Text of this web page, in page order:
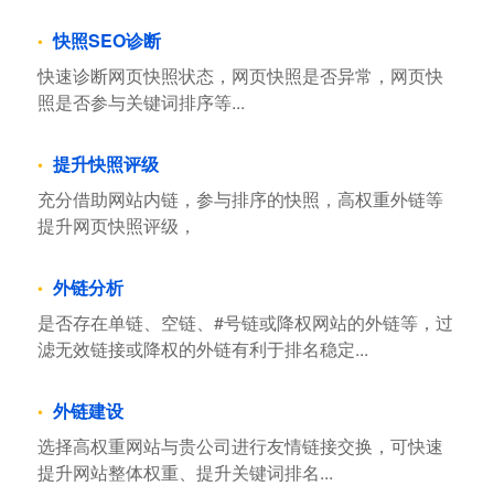
快照SEO诊断
快速诊断网页快照状态，网页快照是否异常，网页快
照是否参与关键词排序等...
提升快照评级
充分借助网站内链，参与排序的快照，高权重外链等
提升网页快照评级，
外链分析
是否存在单链、空链、#号链或降权网站的外链等，过
滤无效链接或降权的外链有利于排名稳定...
外链建设
选择高权重网站与贵公司进行友情链接交换，可快速
提升网站整体权重、提升关键词排名...